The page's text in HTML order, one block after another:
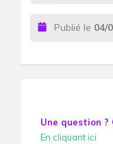
Publié le 04/
Une question
En cliquant ici